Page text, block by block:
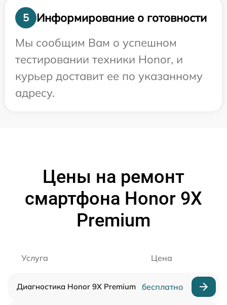
5
Информирование о готовности
Мы сообщим Вам о успешном
тестировании техники Honor, и
курьер доставит ее по указанному
адресу.
Цены на ремонт
смартфона Honor 9X
Premium
Услуга Цена
Диагностика Honor 9X Premium бесплатно